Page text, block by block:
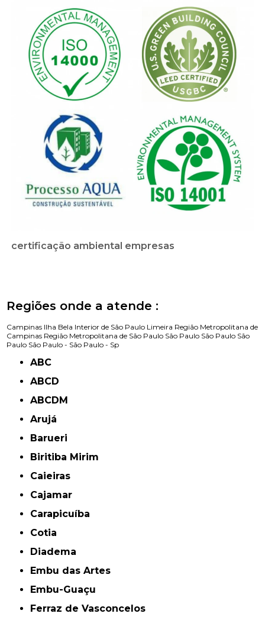
certificação ambiental empresas
Regiões onde a atende :
Campinas Ilha Bela Interior de São Paulo Limeira Região Metropolitana de
Campinas Região Metropolitana de São Paulo São Paulo São Paulo São
Paulo São Paulo - São Paulo - Sp
ABC
ABCD
ABCDM
Arujá
Barueri
Biritiba Mirim
Caieiras
Cajamar
Carapicuíba
Cotia
Diadema
Embu das Artes
Embu-Guaçu
Ferraz de Vasconcelos